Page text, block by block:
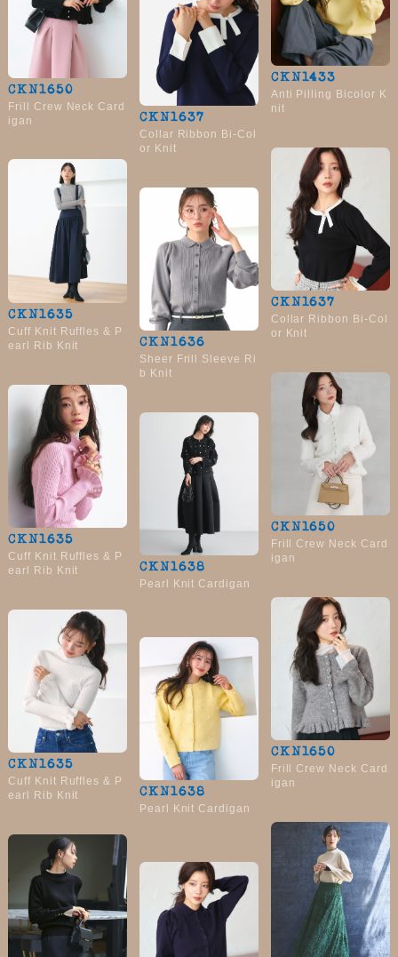
CKN1650
Frill Crew Neck Card
igan
CKN1637
Collar Ribbon Bi-Col
or Knit
CKN1433
Anti Pilling Bicolor K
nit
CKN1635
Cuff Knit Ruffles & P
earl Rib Knit
CKN1636
Sheer Frill Sleeve Ri
b Knit
CKN1637
Collar Ribbon Bi-Col
or Knit
CKN1635
Cuff Knit Ruffles & P
earl Rib Knit
CKN1638
Pearl Knit Cardigan
CKN1650
Frill Crew Neck Card
igan
CKN1635
Cuff Knit Ruffles & P
earl Rib Knit
CKN1638
Pearl Knit Cardigan
CKN1650
Frill Crew Neck Card
igan